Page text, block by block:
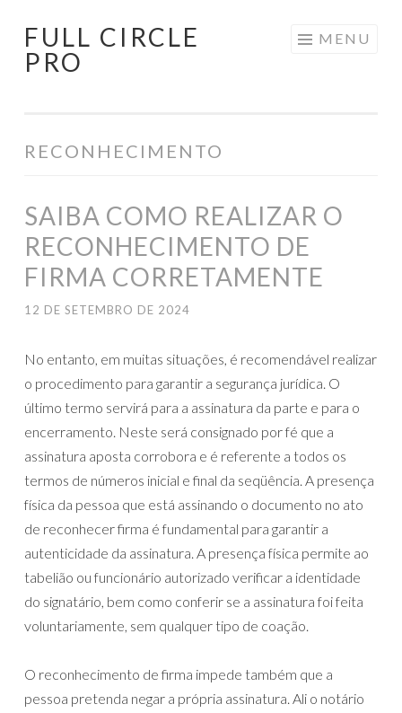
Pular
para
FULL CIRCLE
PRO
MENU
RECONHECIMENTO
SAIBA COMO REALIZAR O
RECONHECIMENTO DE
FIRMA CORRETAMENTE
12 DE SETEMBRO DE 2024
No entanto, em muitas situações, é recomendável realizar
o procedimento para garantir a segurança jurídica. O
último termo servirá para a assinatura da parte e para o
encerramento. Neste será consignado por fé que a
assinatura aposta corrobora e é referente a todos os
termos de números inicial e final da seqüência. A presença
física da pessoa que está assinando o documento no ato
de reconhecer firma é fundamental para garantir a
autenticidade da assinatura. A presença física permite ao
tabelião ou funcionário autorizado verificar a identidade
do signatário, bem como conferir se a assinatura foi feita
voluntariamente, sem qualquer tipo de coação.
O reconhecimento de firma impede também que a
pessoa pretenda negar a própria assinatura. Ali o notário